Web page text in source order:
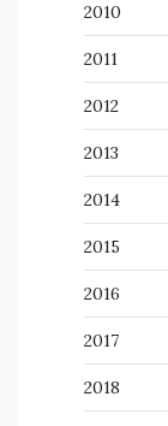
2010
2011
2012
2013
2014
2015
2016
2017
2018